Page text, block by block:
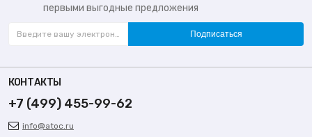
первыми выгодные предложения
Подписаться
КОНТАКТЫ
+7 (499) 455-99-62
info@atoc.ru